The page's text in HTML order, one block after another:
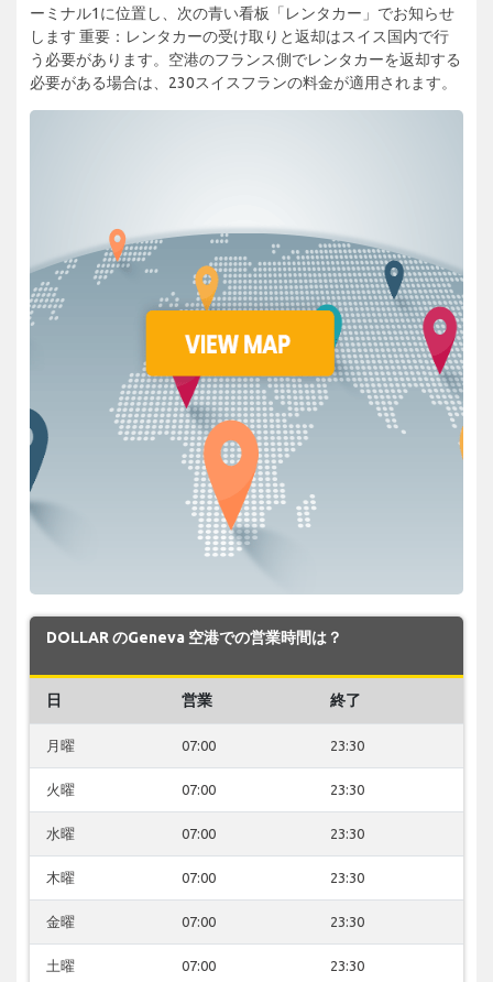
ーミナル1に位置し、次の青い看板「レンタカー」でお知らせ
します 重要：レンタカーの受け取りと返却はスイス国内で行
う必要があります。空港のフランス側でレンタカーを返却する
必要がある場合は、230スイスフランの料金が適用されます。
DOLLAR のGeneva 空港での営業時間は？
日 営業 終了
月曜 07:00 23:30
火曜 07:00 23:30
水曜 07:00 23:30
木曜 07:00 23:30
金曜 07:00 23:30
土曜 07:00 23:30